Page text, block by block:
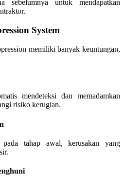
sebelumnya untuk mendapatkan
System
memiliki banyak keuntungan,
mendeteksi dan memadamkan
risiko kerugian.
pada tahap awal, kerusakan yang